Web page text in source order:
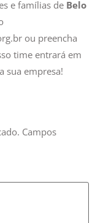
ou preencha
time entrará em
sua empresa!